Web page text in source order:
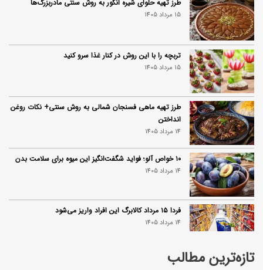
تازه‌ترین مطالب
طرز تهیه حلوای شیره انگور به روش سنتی مادربزرگ‌ها
15 مرداد 1405
تربچه را با این روش در کنار غذا سرو کنید
15 مرداد 1405
طرز تهیه ماهی فسنجان شمالی به روش سنتی+ نکات روغن
انداختن
14 مرداد 1405
۱۰ خواص آلو؛ فواید شگفت‌انگیز این میوه برای سلامت بدن
14 مرداد 1405
فردا ۱۵ مرداد کالابرگ این افراد واریز می‌شود
14 مرداد 1405
زمان شارژ کالابرگ تغییر کرد؛ جزئیات برنامه جدید واریز اعتبار